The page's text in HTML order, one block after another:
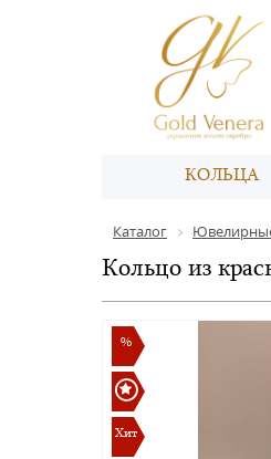
КОЛЬЦА
Каталог
Кольцо из
%
Хит